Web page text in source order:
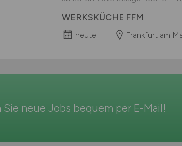
WERKSKÜCHE FFM
heute Frankfurt am
Sie neue Jobs bequem per E-Mail!